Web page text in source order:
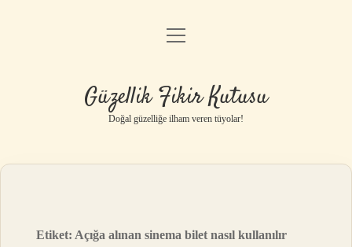
Anasayfa
Yasal Uyarı
menüyü
Güzellik Fikir Kutusu
Doğal güzelliğe ilham veren tüyolar!
Etiket: Açığa alınan sinema bilet nasıl kullanılır